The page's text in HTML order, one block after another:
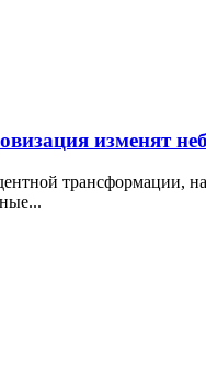
изменят